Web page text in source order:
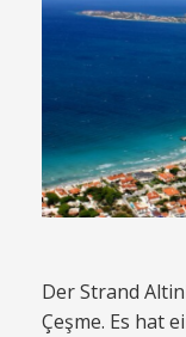
Der Strand
Çeşme. Es hat